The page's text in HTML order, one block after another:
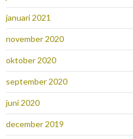
januari 2021
november 2020
oktober 2020
september 2020
juni 2020
december 2019